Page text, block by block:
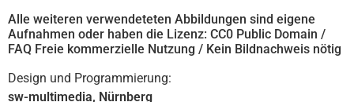
Alle weiteren verwendeteten Abbildungen sind eigene
Aufnahmen oder haben die Lizenz: CC0 Public Domain /
FAQ Freie kommerzielle Nutzung / Kein Bildnachweis nötig
Design und Programmierung:
sw-multimedia, Nürnberg